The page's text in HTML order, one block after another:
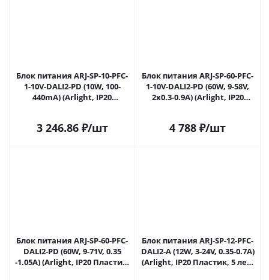
Блок питания ARJ-SP-10-PFC-
1-10V-DALI2-PD (10W, 100-
440mA) (Arlight, IP20
3 246.86₽/шт
Блок питания ARJ-SP-60-PFC-
1-10V-DALI2-PD (60W, 9-58V,
2x0.3-0.9A) (Arlight, IP20
4 788 ₽/шт
Блок питания ARJ-SP-60-PFC-
DALI2-PD (60W, 9-71V, 0.35
-1.05A) (Arlight, IP20 Пластик,
Блок питания ARJ-SP-12-PFC-
DALI2-A (12W, 3-24V, 0.35-0.7A)
(Arlight, IP20 Пластик, 5 лет)